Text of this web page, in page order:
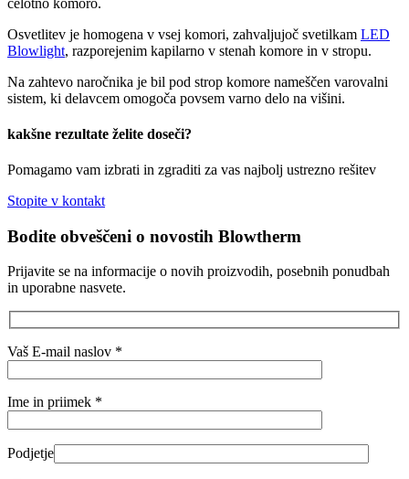
Osvetlitev je homogena v vsej komori, zahvaljujoč svetilkam LED
Blowlight, razporejenim kapilarno v stenah komore in v stropu.
Na zahtevo naročnika je bil pod strop komore nameščen varovalni
sistem, ki delavcem omogoča povsem varno delo na višini.
kakšne rezultate želite doseči?
Pomagamo vam izbrati in zgraditi za vas najbolj ustrezno rešitev
Stopite v kontakt
Bodite obveščeni o novostih Blowtherm
Prijavite se na informacije o novih proizvodih, posebnih ponudbah
in uporabne nasvete.
Vaš E-mail naslov *
Ime in priimek *
Podjetje